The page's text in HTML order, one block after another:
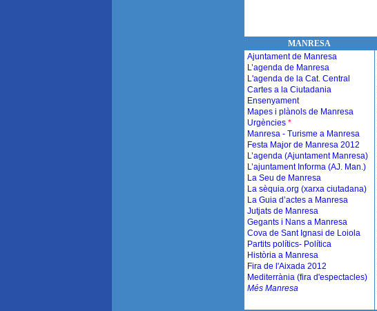
MANRESA
Ajuntament de Manresa
L’agenda de Manresa
L'agenda de la Cat. Central
Cartes a la Ciutadania
Ensenyament
Mapes i plànols de Manresa
Urgències *
Manresa - Turisme a Manresa
Festa Major de Manresa 2012
L’agenda (Ajuntament Manresa)
L’ajuntament Informa (AJ. Man.)
La Seu de Manresa
La sèquia.org (xarxa ciutadana)
La Guia d’actes a Manresa
Jutjats de Manresa
Gegants i Nans a Manresa
Cova de Sant Ignasi de Loiola
Partits polítics- Política
Història a Manresa
Fira de l'Aixada 2012
Mediterrània (fira d'espectacles)
Més Manresa